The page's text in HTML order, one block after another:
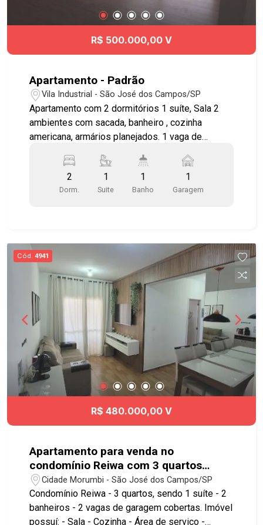
R$ 500.000,00 V
Apartamento - Padrão
Vila Industrial - São José dos Campos/SP
Apartamento com 2 dormitórios 1 suíte, Sala 2
ambientes com sacada, banheiro , cozinha
americana, armários planejados. 1 vaga de
de Festas (Adulto e Infantil), Academia com Ar
condicionado, Piscina Adulta, Piscina Infantil,
Churrasqueira, Playground, Quadra Poliesportiva -
2
Dorm.
1
Suite
1
Banho
1
Garagem
Cód. 4941
R$ 480.000,00 V
Apartamento para venda no
condomínio Reiwa com 3 quartos
sendo 1 suíte - 68 m² Cidade Morumbi
Cidade Morumbi - São José dos Campos/SP
Condomínio Reiwa - 3 quartos, sendo 1 suíte - 2
banheiros - 2 vagas de garagem cobertas. Imóvel
possuí: - Sala - Cozinha - Área de serviço -